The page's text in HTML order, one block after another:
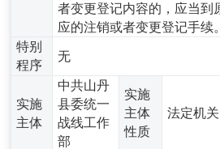
者变更登记内容的，应当到
应的注销或者变更登记手续
特别
程序
无
实施
主体
中共山丹
县委统一
战线工作
部
实施
主体
性质
法定机关